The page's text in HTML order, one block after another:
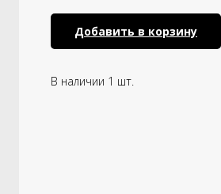
Добавить в корзину
В наличии 1 шт.